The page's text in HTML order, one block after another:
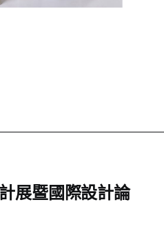
展暨國際設計論